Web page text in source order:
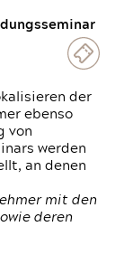
der
ebenso
von
werden
an denen
mit den
deren